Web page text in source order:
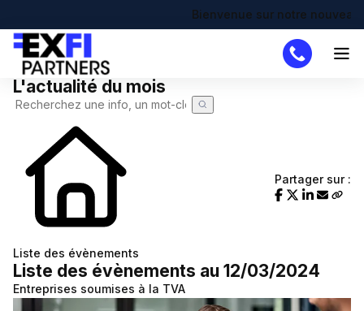
Bienvenue sur notre nouveau site !
Cabinet
Missions
DAF
Créateur
Simulateurs
Recherche de code APE
Chômage partiel
Actualité à la une
Calendrier fiscal
Demande de devis
L'actualité du mois
Liste des évènements
Partager sur :
Liste des évènements au 12/03/2024
Entreprises soumises à la TVA